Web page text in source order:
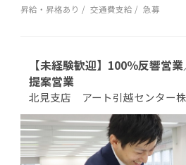
昇給・昇格あり 交通費支給 急募
【未経験歓迎】100％反響営
提案営業
北見支店 アート引越センター